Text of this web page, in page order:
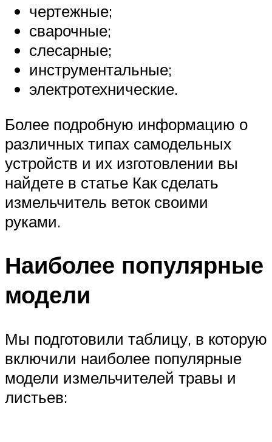
чертежные;
сварочные;
слесарные;
инструментальные;
электротехнические.
Более подробную информацию о
различных типах самодельных
устройств и их изготовлении вы
найдете в статье Как сделать
измельчитель веток своими
руками.
Наиболее популярные
модели
Мы подготовили таблицу, в которую
включили наиболее популярные
модели измельчителей травы и
листьев: